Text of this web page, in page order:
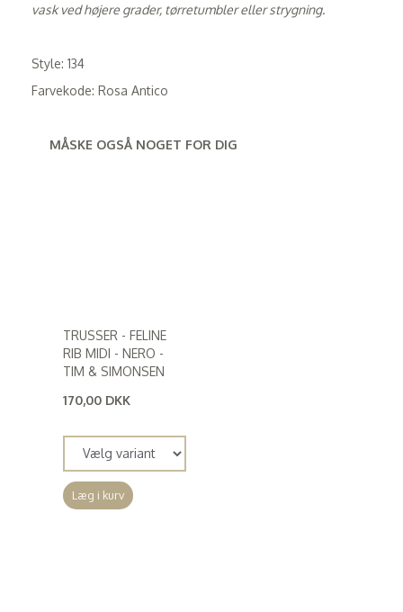
vask ved højere grader, tørretumbler eller strygning.
Style: 134
Farvekode: Rosa Antico
MÅSKE OGSÅ NOGET FOR DIG
TRUSSER - FELINE
RIB MIDI - NERO -
TIM & SIMONSEN
170,00 DKK
Læg i kurv